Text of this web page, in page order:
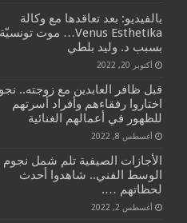
بالفيديو: بعد تعاقدها مع وكالة
Venus Esthetika… موت تونسيّة
بسبب د. وليد بلطي
أكتوبر 20, 2022
قبل ظافر العابدين مع زوجته..
اختاروا رفقاءهم وأفراد أسرتهم
للظهور في أعمالهم الغنائية
أغسطس 8, 2022
الأجازات الصيفية تلم شمل نجوم
الوسط الفني.. شاهدوا أحدث
لحظاتهم ….
أغسطس 2, 2022